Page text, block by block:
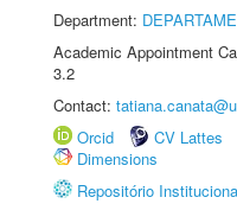
Department:
Academic Appointment
3.2
Contact:
Orcid
CV Lattes
Dimensions
Repositório